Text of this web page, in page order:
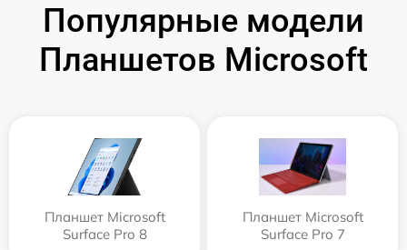
Популярные модели
Планшетов Microsoft
Планшет Microsoft
Surface Pro 8
Планшет Microsoft
Surface Pro 7